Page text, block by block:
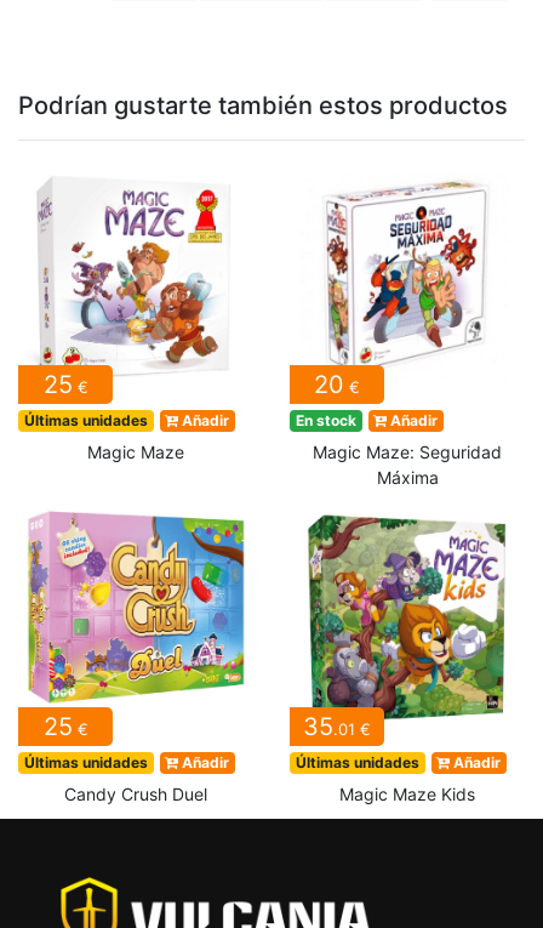
Podrían gustarte también estos productos
25 €
Últimas unidades Añadir
Magic Maze
20 €
En stock Añadir
Magic Maze: Seguridad
Máxima
25 €
Últimas unidades Añadir
Candy Crush Duel
35.01 €
Últimas unidades Añadir
Magic Maze Kids